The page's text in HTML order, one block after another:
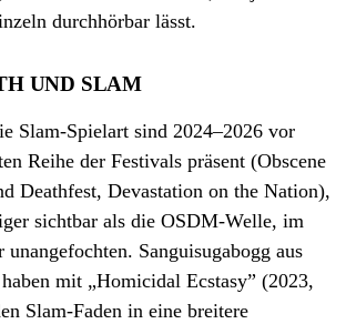
durchhörbar lässt.
UND SLAM
Slam-Spielart sind 2024–2026 vor
Reihe der Festivals präsent (Obscene
Deathfest, Devastation on the Nation),
sichtbar als die OSDM-Welle, im
unangefochten. Sanguisugabogg aus
mit „Homicidal Ecstasy” (2023,
Slam-Faden in eine breitere